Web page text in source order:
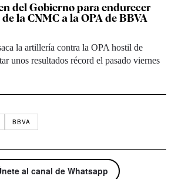
del Gobierno para endurecer
la CNMC a la OPA de BBVA
la artillería contra la OPA hostil de
unos resultados récord el pasado viernes
BBVA
al canal de Whatsapp